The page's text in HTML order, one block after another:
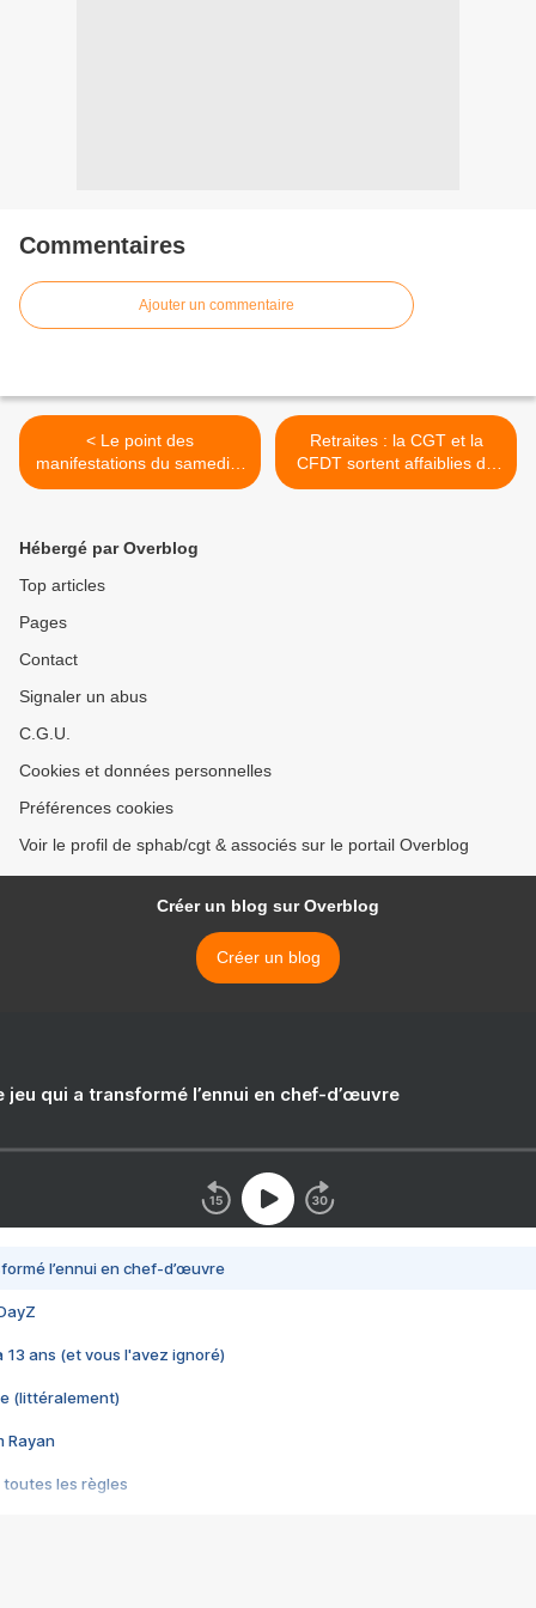
Commentaires
Ajouter un commentaire
< Le point des
manifestations du samedi 6
novembre 2010 en
Retraites : la CGT et la
CFDT sortent affaiblies du
conflit avec l'exécutif >
Hébergé par Overblog
Top articles
Pages
Contact
Signaler un abus
C.G.U.
Cookies et données personnelles
Préférences cookies
Voir le profil de sphab/cgt & associés sur le portail Overblog
Créer un blog sur Overblog
Créer un blog
jeu qui a transformé l’ennui en chef-d’œuvre
l’ennui en chef-d’œuvre
13 ans (et vous l'avez ignoré)
(littéralement)
Rayan
toutes les règles